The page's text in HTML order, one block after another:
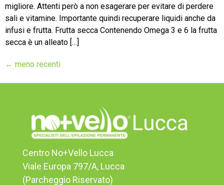
migliore. Attenti però a non esagerare per evitare di perdere
sali e vitamine. Importante quindi recuperare liquidi anche da
infusi e frutta. Frutta secca Contenendo Omega 3 e 6 la frutta
secca è un alleato […]
← meno recenti
Centro No+Vello Lucca
Viale Europa 797/A, Lucca
(Parcheggio Riservato)